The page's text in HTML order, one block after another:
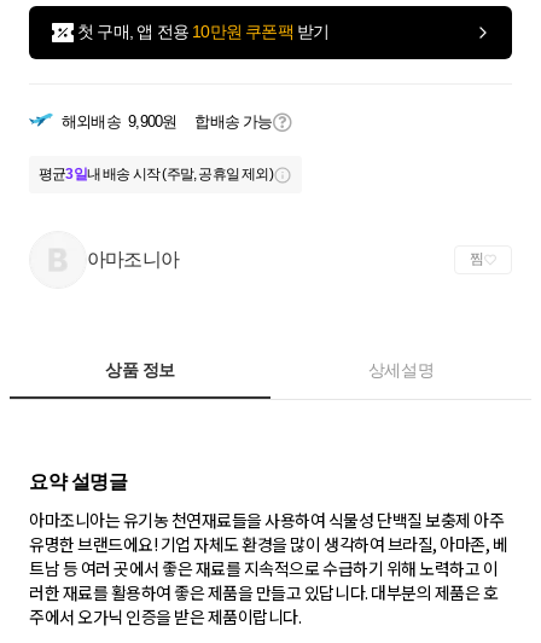
첫 구매, 앱 전용 10만원 쿠폰팩 받기
해외배송 9,900원 합배송 가능
평균3일내 배송 시작 (주말, 공휴일 제외)
아마조니아 찜
상품 정보 상세설명
요약 설명글
아마조니아는 유기농 천연재료들을 사용하여 식물성 단백질 보충제 아주
유명한 브랜드에요! 기업 자체도 환경을 많이 생각하여 브라질, 아마존, 베
트남 등 여러 곳에서 좋은 재료를 지속적으로 수급하기 위해 노력하고 이
러한 재료를 활용하여 좋은 제품을 만들고 있답니다. 대부분의 제품은 호
주에서 오가닉 인증을 받은 제품이랍니다.